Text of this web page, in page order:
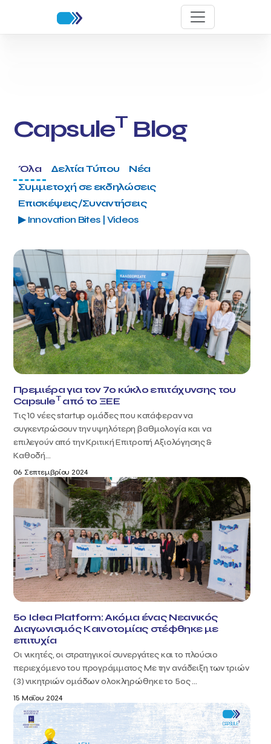
CapsuleT Blog
Όλα Δελτία Τύπου
Νέα
Συμμετοχή σε εκδηλώσεις
Επισκέψεις/Συναντήσεις
▶ Innovation Bites | Videos
Πρεμιέρα για τον 7ο κύκλο επιτάχυνσης του
CapsuleTαπό το ΞΕΕ
Τις 10 νέες startup ομάδες που κατάφεραν να
συγκεντρώσουν την υψηλότερη βαθμολογία και να
επιλεγούν από την Κριτική Επιτροπή Αξιολόγησης &
Καθοδή...
06 Σεπτεμβρίου 2024
5o Idea Platform: Ακόμα ένας Νεανικός
Διαγωνισμός Καινοτομίας στέφθηκε με
επιτυχία
Οι νικητές, οι στρατηγικοί συνεργάτες και το πλούσιο
περιεχόμενο του προγράμματος Με την ανάδειξη των τριών
(3) νικητριών ομάδων ολοκληρώθηκε το 5ος ...
15 Μαΐου 2024